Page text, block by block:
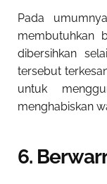
Pada
membutuhkan
dibersihkan
tersebut
untuk
menghabiskan
6.